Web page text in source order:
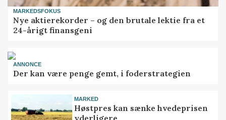
MARKEDSFOKUS
Nye aktierekorder – og den brutale lektie fra et
24-årigt finansgeni
ANNONCE
Der kan være penge gemt, i foderstrategien
MARKED
Høstpres kan sænke hvedeprisen
yderligere